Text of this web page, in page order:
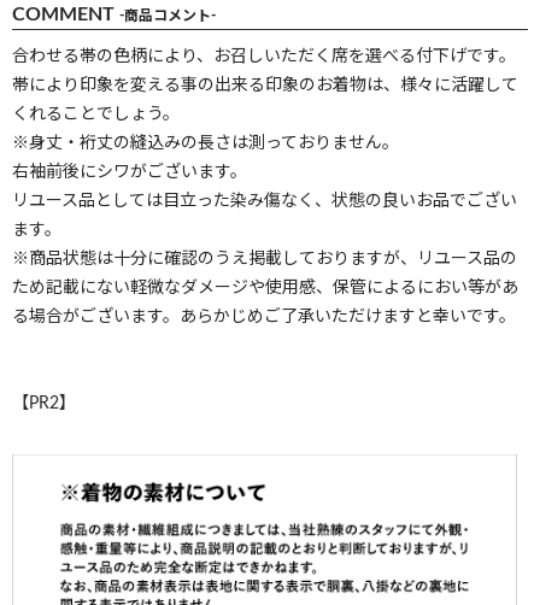
COMMENT -商品コメント-
合わせる帯の色柄により、お召しいただく席を選べる付下げです。
帯により印象を変える事の出来る印象のお着物は、様々に活躍して
くれることでしょう。
※身丈・裄丈の縫込みの長さは測っておりません。
右袖前後にシワがございます。
リユース品としては目立った染み傷なく、状態の良いお品でござい
ます。
※商品状態は十分に確認のうえ掲載しておりますが、リユース品の
ため記載にない軽微なダメージや使用感、保管によるにおい等があ
る場合がございます。あらかじめご了承いただけますと幸いです。
【PR2】